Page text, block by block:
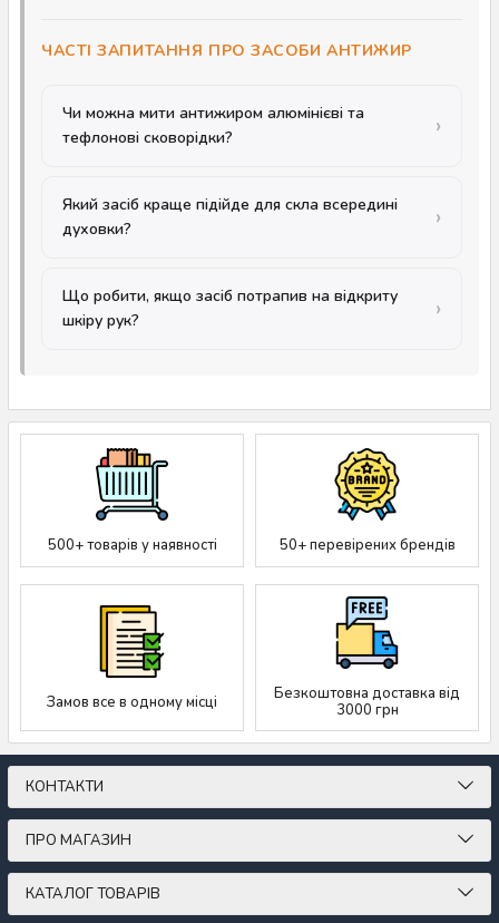
ЧАСТІ ЗАПИТАННЯ ПРО ЗАСОБИ АНТИЖИР
Чи можна мити антижиром алюмінієві та
тефлонові сковорідки?
Який засіб краще підійде для скла всередині
духовки?
Що робити, якщо засіб потрапив на відкриту
шкіру рук?
500+ товарів у наявності 50+ перевірених брендів
Замов все в одному місці
Безкоштовна доставка від
3000 грн
КОНТАКТИ
ПРО МАГАЗИН
КАТАЛОГ ТОВАРІВ